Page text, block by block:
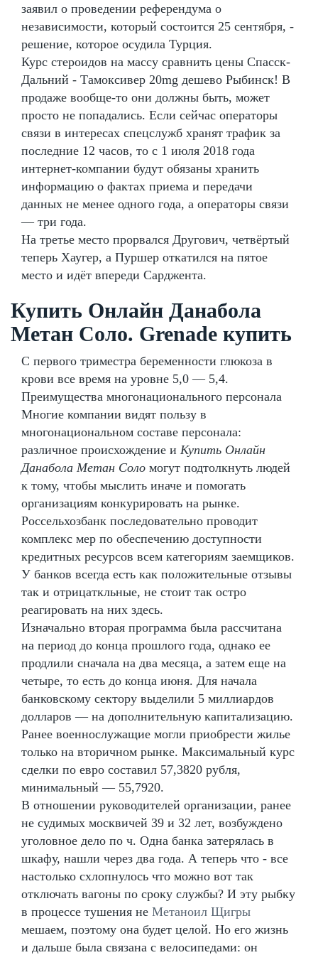
заявил о проведении референдума о
независимости, который состоится 25 сентября, -
решение, которое осудила Турция.
Курс стероидов на массу сравнить цены Спасск-
Дальний - Тамоксивер 20mg дешево Рыбинск! В
продаже вообще-то они должны быть, может
просто не попадались. Если сейчас операторы
связи в интересах спецслужб хранят трафик за
последние 12 часов, то с 1 июля 2018 года
интернет-компании будут обязаны хранить
информацию о фактах приема и передачи
данных не менее одного года, а операторы связи
— три года.
На третье место прорвался Другович, четвёртый
теперь Хаугер, а Пуршер откатился на пятое
место и идёт впереди Сарджента.
Купить Онлайн Данабола
Метан Соло. Grenade купить
С первого триместра беременности глюкоза в
крови все время на уровне 5,0 — 5,4.
Преимущества многонационального персонала
Многие компании видят пользу в
многонациональном составе персонала:
различное происхождение и Купить Онлайн
Данабола Метан Соло могут подтолкнуть людей
к тому, чтобы мыслить иначе и помогать
организациям конкурировать на рынке.
Россельхозбанк последовательно проводит
комплекс мер по обеспечению доступности
кредитных ресурсов всем категориям заемщиков.
У банков всегда есть как положительные отзывы
так и отрицаткльные, не стоит так остро
реагировать на них здесь.
Изначально вторая программа была рассчитана
на период до конца прошлого года, однако ее
продлили сначала на два месяца, а затем еще на
четыре, то есть до конца июня. Для начала
банковскому сектору выделили 5 миллиардов
долларов — на дополнительную капитализацию.
Ранее военнослужащие могли приобрести жилье
только на вторичном рынке. Максимальный курс
сделки по евро составил 57,3820 рубля,
минимальный — 55,7920.
В отношении руководителей организации, ранее
не судимых москвичей 39 и 32 лет, возбуждено
уголовное дело по ч. Одна банка затерялась в
шкафу, нашли через два года. А теперь что - все
настолько схлопнулось что можно вот так
отключать вагоны по сроку службы? И эту рыбку
в процессе тушения не Метаноил Щигры
мешаем, поэтому она будет целой. Но его жизнь
и дальше была связана с велосипедами: он